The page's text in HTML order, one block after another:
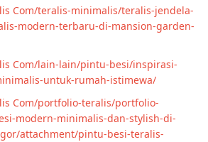
Com/teralis-minimalis/teralis-jendela-
modern-terbaru-di-mansion-garden-
Com/lain-lain/pintu-besi/inspirasi-
untuk-rumah-istimewa/
Com/portfolio-teralis/portfolio-
modern-minimalis-dan-stylish-di-
attachment/pintu-besi-teralis-